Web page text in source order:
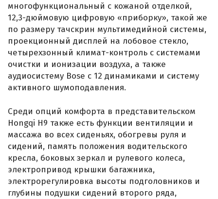
многофункциональный с кожаной отделкой,
12,3-дюймовую цифровую «приборку», такой же
по размеру тачскрин мультимедийной системы,
проекционный дисплей на лобовое стекло,
четырехзонный климат-контроль с системами
очистки и ионизации воздуха, а также
аудиосистему Bose с 12 динамиками и систему
активного шумоподавления.
Среди опций комфорта в представительском
Hongqi H9 также есть функции вентиляции и
массажа во всех сиденьях, обогревы руля и
сидений, память положения водительского
кресла, боковых зеркал и рулевого колеса,
электропривод крышки багажника,
электрорегулировка высоты подголовников и
глубины подушки сидений второго ряда,